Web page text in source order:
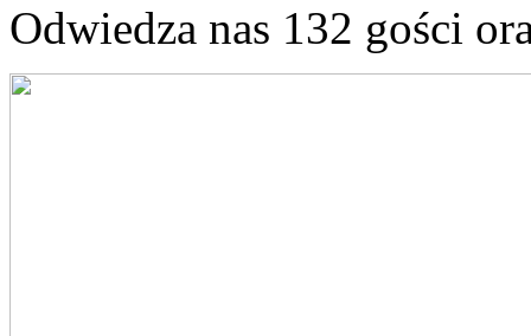
Odwiedza nas 132 gości